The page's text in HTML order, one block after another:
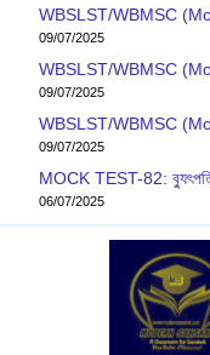
WBSLST/WBMSC
09/07/2025
WBSLST/WBMSC
09/07/2025
WBSLST/WBMSC
09/07/2025
MOCK TEST-82:
06/07/2025